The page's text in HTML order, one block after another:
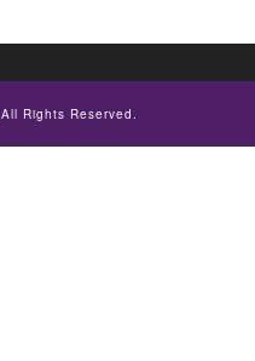
All Rights Reserved.